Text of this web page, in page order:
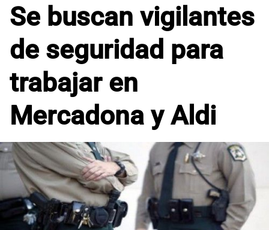
Se buscan vigilantes
de seguridad para
trabajar en
Mercadona y Aldi